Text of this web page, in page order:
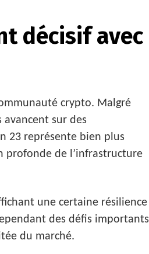
décisif avec
crypto. Malgré
sur des
23 représente bien plus
profonde de l’infrastructure
une certaine résilience
des défis importants
du marché.